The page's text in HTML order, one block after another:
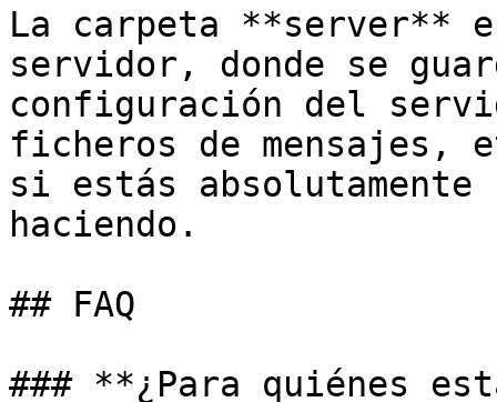
La carpeta **server**
servidor, donde se
configuración del
ficheros de mensajes,
si estás
haciendo.
## FAQ
### **¿Para quiénes